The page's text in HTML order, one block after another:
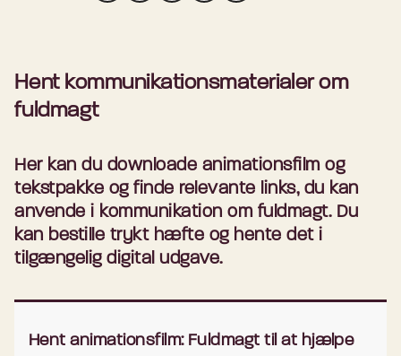
Hent kommunikationsmaterialer om
fuldmagt
Her kan du downloade animationsfilm og
tekstpakke og finde relevante links, du kan
anvende i kommunikation om fuldmagt. Du
kan bestille trykt hæfte og hente det i
tilgængelig digital udgave.
Hent animationsfilm: Fuldmagt til at hjælpe